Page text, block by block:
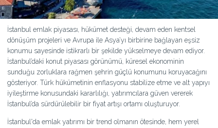
İstanbul emlak piyasası, hükümet desteği, devam eden kentsel
dönüşüm projeleri ve Avrupa ile Asya’yı birbirine bağlayan eşsiz
konumu sayesinde istikrarlı bir şekilde yükselmeye devam ediyor.
İstanbul’daki konut piyasası görünümü, küresel ekonominin
sunduğu zorluklara rağmen şehrin güçlü konumunu koruyacağını
gösteriyor. Türk hükümetinin enflasyonu stabilize etme ve alt yapıyı
iyileştirme konusundaki kararlılığı, yatırımcılara güven vererek
İstanbul’da sürdürülebilir bir fiyat artışı ortamı oluşturuyor.
İstanbul'da emlak yatırımı bir trend olmanın ötesinde, hem yerel